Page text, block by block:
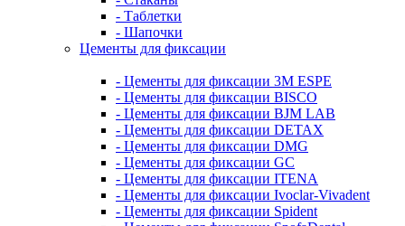
- Таблетки
- Шапочки
Цементы для фиксации
- Цементы для фиксации 3M ESPE
- Цементы для фиксации BISCO
- Цементы для фиксации BJM LAB
- Цементы для фиксации DETAX
- Цементы для фиксации DMG
- Цементы для фиксации GC
- Цементы для фиксации ITENA
- Цементы для фиксации Ivoclar-Vivadent
- Цементы для фиксации Spident